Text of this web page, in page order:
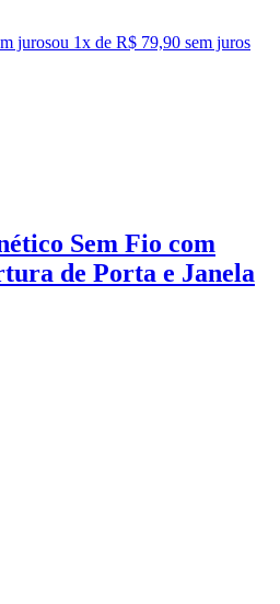
jurosou 1x de R$ 79,90 sem juros
Sem Fio com
de Porta e Janela